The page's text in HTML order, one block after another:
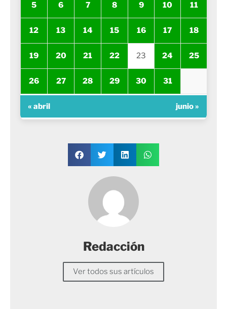
5 6 7 8 9 10 11
12 13 14 15 16 17 18
19 20 21 22 23 24 25
26 27 28 29 30 31
« abril junio »
Redacción
Ver todos sus artículos